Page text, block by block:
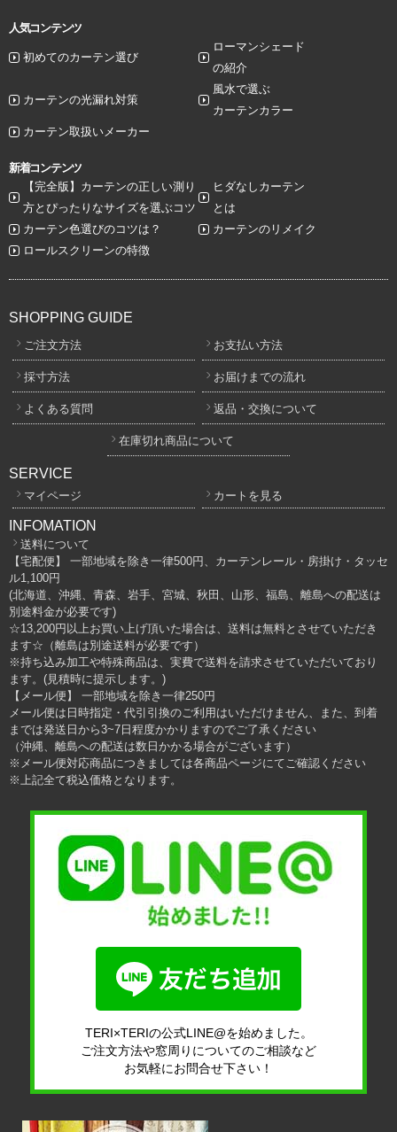
人気コンテンツ
初めてのカーテン選び
ローマンシェード
の紹介
カーテンの光漏れ対策
風水で選ぶ
カーテンカラー
カーテン取扱いメーカー
新着コンテンツ
【完全版】カーテンの正しい測り
方とぴったりなサイズを選ぶコツ
ヒダなしカーテン
とは
カーテン色選びのコツは？
カーテンのリメイク
ロールスクリーンの特徴
SHOPPING GUIDE
ご注文方法 お支払い方法
採寸方法 お届けまでの流れ
よくある質問 返品・交換について
在庫切れ商品について
SERVICE
マイページ カートを見る
INFOMATION
送料について
【宅配便】 一部地域を除き一律500円、カーテンレール・房掛け・タッセ
ル1,100円
(北海道、沖縄、青森、岩手、宮城、秋田、山形、福島、離島への配送は
別途料金が必要です)
☆13,200円以上お買い上げ頂いた場合は、送料は無料とさせていただき
ます☆（離島は別途送料が必要です）
※持ち込み加工や特殊商品は、実費で送料を請求させていただいており
ます。(見積時に提示します。)
【メール便】 一部地域を除き一律250円
メール便は日時指定・代引引換のご利用はいただけません、また、到着
までは発送日から3~7日程度かかりますのでご了承ください
（沖縄、離島への配送は数日かかる場合がございます）
※メール便対応商品につきましては各商品ページにてご確認ください
※上記全て税込価格となります。
TERI×TERIの公式LINE@を始めました。
ご注文方法や窓周りについてのご相談など
お気軽にお問合せ下さい！